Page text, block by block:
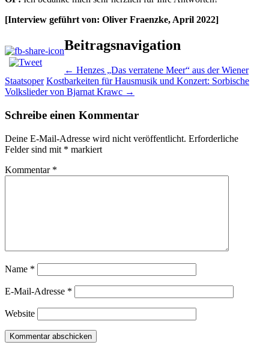
[Interview geführt von: Oliver Fraenzke, April 2022]
Beitragsnavigation
← Henzes „Das verratene Meer“ aus der Wiener
Staatsoper Kostbarkeiten für Hausmusik und Konzert: Sorbische
Volkslieder von Bjarnat Krawc →
Schreibe einen Kommentar
Deine E-Mail-Adresse wird nicht veröffentlicht. Erforderliche
Felder sind mit * markiert
Kommentar *
Name *
E-Mail-Adresse *
Website